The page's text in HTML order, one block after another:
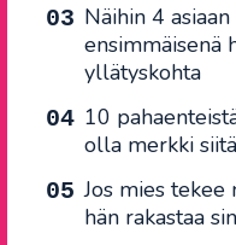
Näihin 4
ensimmäisenä
yllätyskohta
10
olla merkki
Jos mies
hän rakastaa